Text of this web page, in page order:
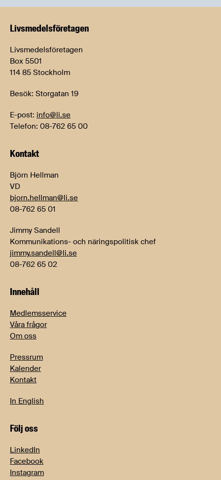
Livsmedels­företagen
Livsmedelsföretagen
Box 5501
114 85 Stockholm
Besök: Storgatan 19
E-post: info@li.se
Telefon: 08-762 65 00
Kontakt
Björn Hellman
VD
bjorn.hellman@li.se
08-762 65 01
Jimmy Sandell
Kommunikations- och näringspolitisk chef
jimmy.sandell@li.se
08-762 65 02
Innehåll
Medlemsservice
Våra frågor
Om oss
Pressrum
Kalender
Kontakt
In English
Följ oss
LinkedIn
Facebook
Instagram